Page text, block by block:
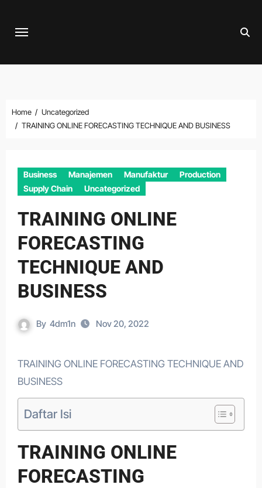
Home
Uncategorized
TRAINING ONLINE FORECASTING TECHNIQUE AND BUSINESS
Business Manajemen Manufaktur
Production
Supply Chain
Uncategorized
TRAINING ONLINE
FORECASTING
TECHNIQUE AND
BUSINESS
By 4dm1n Nov 20, 2022
TRAINING ONLINE FORECASTING TECHNIQUE AND
BUSINESS
Daftar Isi
TRAINING ONLINE
FORECASTING